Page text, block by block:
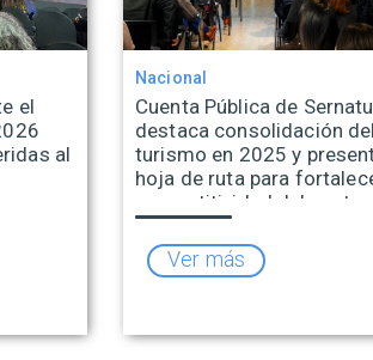
el
al
Nacional
Cuenta Pública de
destaca consolidación del
turismo en 2025 y
hoja de ruta para
competitividad del sector
Ver más